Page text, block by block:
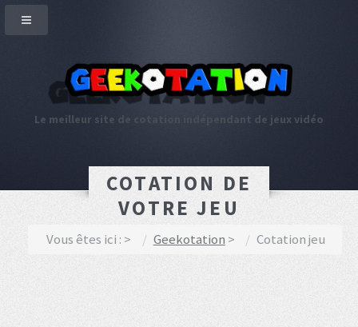
Le meilleur site de cotation indépendant de jeux vidéo
COTATION DE
VOTRE JEU
Vous êtes ici : Geekotation Cotation jeu